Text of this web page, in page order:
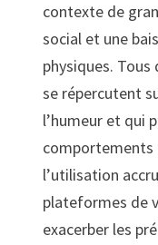
contexte de
social et une
physiques.
se répercutent
l’humeur et qui
comportements
l’utilisation
plateformes de
exacerber les